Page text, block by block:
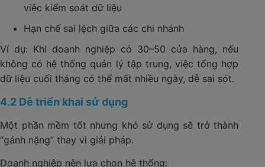
việc kiểm soát dữ liệu
Hạn chế sai lệch giữa các chi nhánh
Ví dụ: Khi doanh nghiệp có 30–50 cửa hàng, nếu
không có hệ thống quản lý tập trung, việc tổng hợp
dữ liệu cuối tháng có thể mất nhiều ngày, dễ sai sót.
4.2 Dễ triển khai sử dụng
Một phần mềm tốt nhưng khó sử dụng sẽ trở thành
“gánh nặng” thay vì giải pháp.
Doanh nghiệp nên lựa chọn hệ thống: